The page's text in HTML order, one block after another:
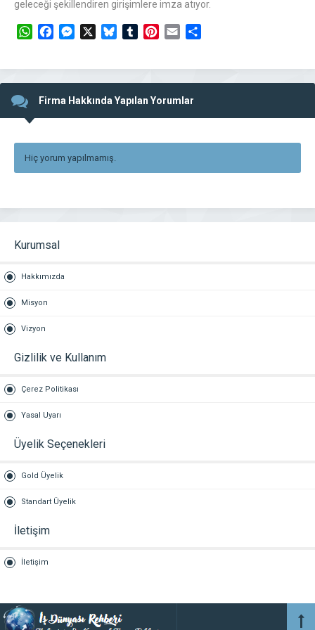
geleceği şekillendiren girişimlere imza atıyor.
WhatsAppFacebookMessengerBlueskyTumblrPinterest
Email
Firma Hakkında Yapılan Yorumlar
Hiç yorum yapılmamış.
Kurumsal
Hakkımızda
Misyon
Vizyon
Gizlilik ve Kullanım
Çerez Politikası
Yasal Uyarı
Üyelik Seçenekleri
Gold Üyelik
Standart Üyelik
İletişim
İletişim